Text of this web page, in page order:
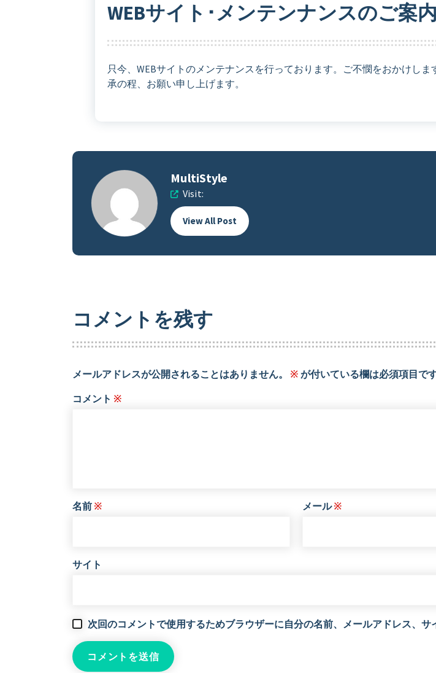
WEBサイト･メンテンナンスのご案内
只今、WEBサイトのメンテナンスを行っております。ご不憫をおかけしま
承の程、お願い申し上げます。
MultiStyle
Visit:
View All Post
コメントを残す
メールアドレスが公開されることはありません。 ※ が付いている欄は必須項目で
コメント ※
名前 ※ メール※
サイト
次回のコメントで使用するためブラウザーに自分の名前、メールアドレス、サ